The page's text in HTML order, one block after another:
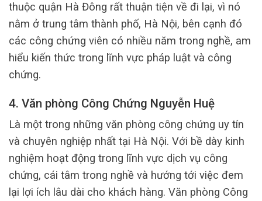
thuộc quận Hà Đông rất thuận tiện về đi lại, vì nó
nằm ở trung tâm thành phố, Hà Nội, bên cạnh đó
các công chứng viên có nhiều năm trong nghề, am
hiểu kiến thức trong lĩnh vực pháp luật và công
chứng.
4. Văn phòng Công Chứng Nguyễn Huệ
Là một trong những văn phòng công chứng uy tín
và chuyên nghiệp nhất tại Hà Nội. Với bề dày kinh
nghiệm hoạt động trong lĩnh vực dịch vụ công
chứng, cái tâm trong nghề và hướng tới việc đem
lại lợi ích lâu dài cho khách hàng. Văn phòng Công